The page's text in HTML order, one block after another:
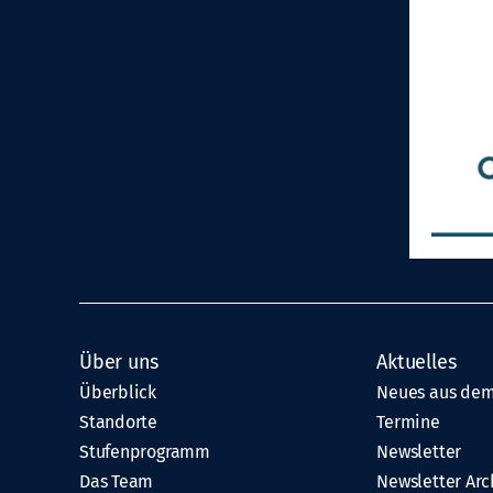
Über uns
Überblick
Standorte
Stufenprogramm
Das Team
Aktuelles
Neues aus
Termine
Newsletter
Newsletter